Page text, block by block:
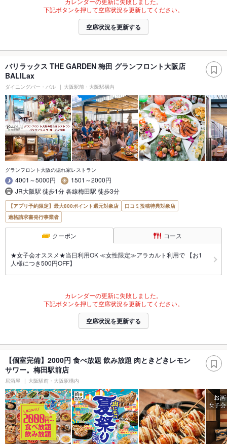
下記ボタンを押して空席状況を更新してください。
空席状況を更新する
バリラックス THE GARDEN 梅田 グランフロント大阪店
BALILax
ダイニングバー・バル 大阪駅前・大阪駅構内
グランフロント大阪の隠れ家レストラン
4001～5000円
1501～2000円
JR大阪駅 徒歩1分 各線梅田駅 徒歩3分
【アプリ予約限定】最大800ポイント還元対象店
口コミ投稿特典対象店
適格請求書発行事業者
クーポン コース
★女子会オススメ★当日利用OK ≪女性限定≫アラカルト利用で 【お1
人様につき500円OFF】
カレンダーの更新に失敗しました。
下記ボタンを押して空席状況を更新してください。
空席状況を更新する
【個室完備】2000円 食べ放題 飲み放題 肉ときどきレモン
サワー。梅田駅前店
居酒屋 大阪駅前・大阪駅構内